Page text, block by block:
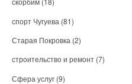
спорт Чугуева (81)
Старая Покровка (2)
строительство и ремонт (7)
Сфера услуг (9)